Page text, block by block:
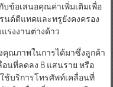
ข้อเสนอคุณค่าเพิ่มเติมเพื่อ
นด์ดีแทคและทรูยังคงครอง
รงงานต่างด้าว
คุณภาพในการได้มาซึ่งลูกค้า
นที่ลดลง 8 แสนราย หรือ
ช้บริการโทรศัพท์เคลื่อนที่